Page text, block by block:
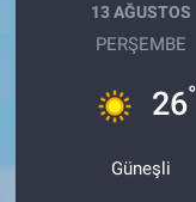
13 AĞUSTOS
PERŞEMBE
26°
Güneşli